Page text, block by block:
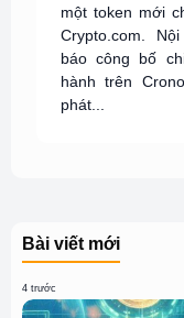
một token mới
Crypto.com.
báo công bố
hành trên
phát...
Bài viết mới
4 trước